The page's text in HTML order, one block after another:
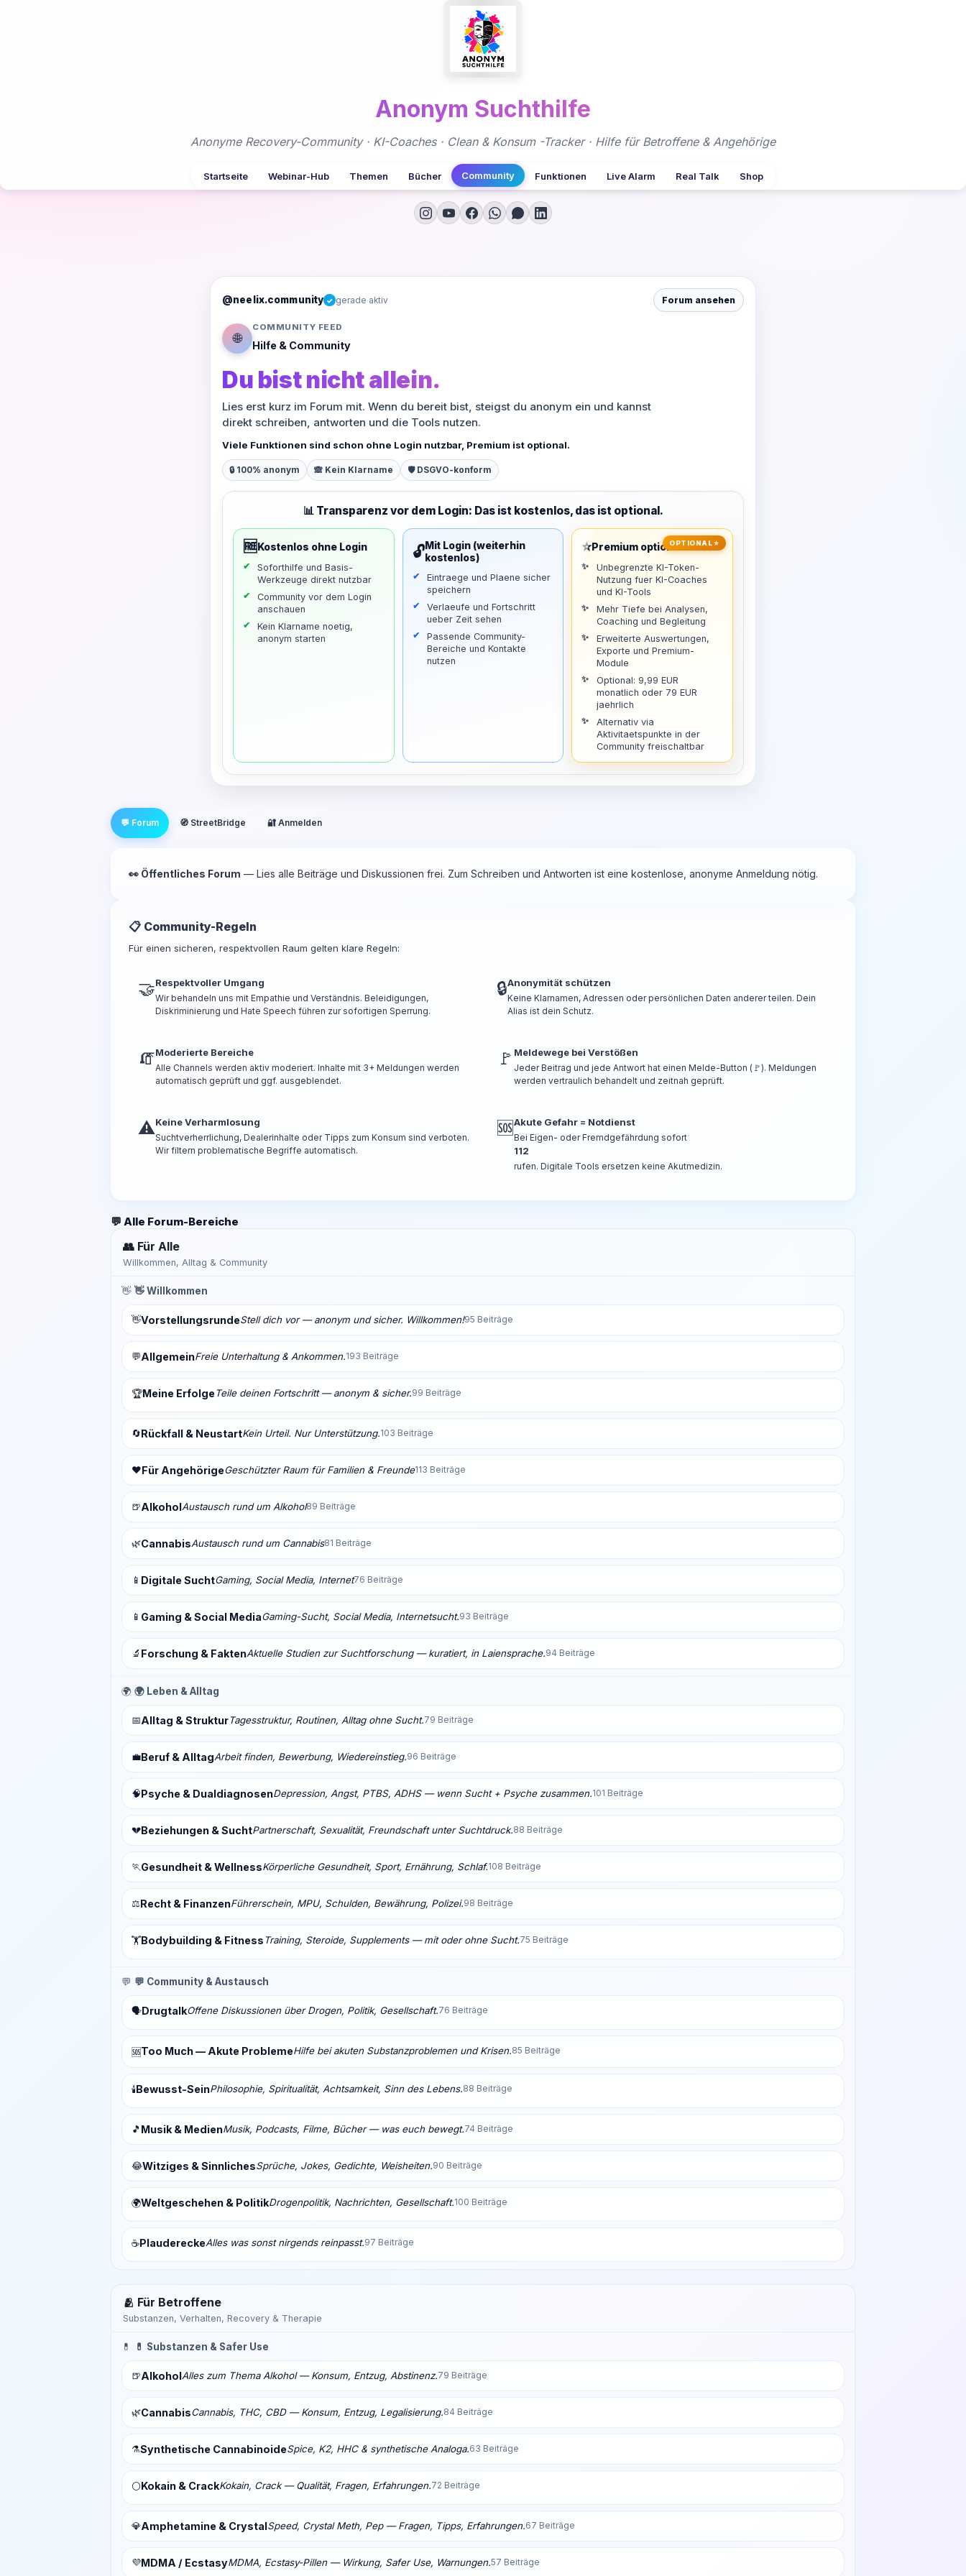
Anonym Suchthilfe
Anonyme Recovery-Community · KI-Coaches · Clean & Konsum -Tracker · Hilfe für Betroffene & Angehörige
Startseite Webinar-Hub Themen Bücher Community Funktionen Live Alarm Real Talk Shop
@neelix.community ✓ gerade aktiv Forum ansehen
🌐
COMMUNITY FEED
Hilfe & Community
Du bist nicht allein.
Lies erst kurz im Forum mit. Wenn du bereit bist, steigst du anonym ein und kannst
direkt schreiben, antworten und die Tools nutzen.
Viele Funktionen sind schon ohne Login nutzbar, Premium ist optional.
🔒 100% anonym 🙈 Kein Klarname 🛡️ DSGVO-konform
📊 Transparenz vor dem Login: Das ist kostenlos, das ist optional.
🆓 Kostenlos ohne Login
Soforthilfe und Basis-
Werkzeuge direkt nutzbar
Community vor dem Login
anschauen
Kein Klarname noetig,
anonym starten
🔓Mit Login (weiterhin
kostenlos)
Eintraege und Plaene sicher
speichern
Verlaeufe und Fortschritt
ueber Zeit sehen
Passende Community-
Bereiche und Kontakte
nutzen
OPTIONAL ⭐
⭐Premium optional
Unbegrenzte KI-Token-
Nutzung fuer KI-Coaches
und KI-Tools
Mehr Tiefe bei Analysen,
Coaching und Begleitung
Erweiterte Auswertungen,
Exporte und Premium-
Module
Optional: 9,99 EUR
monatlich oder 79 EUR
jaehrlich
Alternativ via
Aktivitaetspunkte in der
Community freischaltbar
💬 Forum 🧭 StreetBridge 🔐 Anmelden
👀 Öffentliches Forum — Lies alle Beiträge und Diskussionen frei. Zum Schreiben und Antworten ist eine kostenlose, anonyme Anmeldung nötig.
📋 Community-Regeln
Für einen sicheren, respektvollen Raum gelten klare Regeln:
🤝Respektvoller Umgang
Wir behandeln uns mit Empathie und Verständnis. Beleidigungen,
Diskriminierung und Hate Speech führen zur sofortigen Sperrung.
🔒Anonymität schützen
Keine Klarnamen, Adressen oder persönlichen Daten anderer teilen. Dein
Alias ist dein Schutz.
🧯Moderierte Bereiche
Alle Channels werden aktiv moderiert. Inhalte mit 3+ Meldungen werden
automatisch geprüft und ggf. ausgeblendet.
🚩 Meldewege bei Verstößen
Jeder Beitrag und jede Antwort hat einen Melde-Button (🚩). Meldungen
werden vertraulich behandelt und zeitnah geprüft.
⚠️Keine Verharmlosung
Suchtverherrlichung, Dealerinhalte oder Tipps zum Konsum sind verboten.
Wir filtern problematische Begriffe automatisch.
🆘Akute Gefahr = Notdienst
Bei Eigen- oder Fremdgefährdung sofort
112
rufen. Digitale Tools ersetzen keine Akutmedizin.
💬 Alle Forum-Bereiche
👥 Für Alle
Willkommen, Alltag & Community
👋 👋 Willkommen
👋VorstellungsrundeStell dich vor — anonym und sicher. Willkommen!95 Beiträge
💬AllgemeinFreie Unterhaltung & Ankommen.193 Beiträge
🏆Meine ErfolgeTeile deinen Fortschritt — anonym & sicher.99 Beiträge
🔄Rückfall & NeustartKein Urteil. Nur Unterstützung.103 Beiträge
❤️Für AngehörigeGeschützter Raum für Familien & Freunde113 Beiträge
🍺AlkoholAustausch rund um Alkohol89 Beiträge
🌿CannabisAustausch rund um Cannabis81 Beiträge
📱 Digitale SuchtGaming, Social Media, Internet76 Beiträge
📱 Gaming & Social MediaGaming-Sucht, Social Media, Internetsucht.93 Beiträge
🔬 Forschung & FaktenAktuelle Studien zur Suchtforschung — kuratiert, in Laiensprache.94 Beiträge
🌍 🌍 Leben & Alltag
📅Alltag & StrukturTagesstruktur, Routinen, Alltag ohne Sucht.79 Beiträge
💼Beruf & AlltagArbeit finden, Bewerbung, Wiedereinstieg.96 Beiträge
🧠Psyche & DualdiagnosenDepression, Angst, PTBS, ADHS — wenn Sucht + Psyche zusammen.101 Beiträge
💔Beziehungen & SuchtPartnerschaft, Sexualität, Freundschaft unter Suchtdruck.88 Beiträge
🏃Gesundheit & WellnessKörperliche Gesundheit, Sport, Ernährung, Schlaf.108 Beiträge
⚖️Recht & FinanzenFührerschein, MPU, Schulden, Bewährung, Polizei.98 Beiträge
🏋️Bodybuilding & Fitness Training, Steroide, Supplements — mit oder ohne Sucht.75 Beiträge
💬 💬 Community & Austausch
🗣️DrugtalkOffene Diskussionen über Drogen, Politik, Gesellschaft.76 Beiträge
🆘Too Much — Akute ProblemeHilfe bei akuten Substanzproblemen und Krisen.85 Beiträge
🕯️Bewusst-SeinPhilosophie, Spiritualität, Achtsamkeit, Sinn des Lebens.88 Beiträge
🎵 Musik & MedienMusik, Podcasts, Filme, Bücher — was euch bewegt.74 Beiträge
😂Witziges & SinnlichesSprüche, Jokes, Gedichte, Weisheiten.90 Beiträge
🌍Weltgeschehen & PolitikDrogenpolitik, Nachrichten, Gesellschaft.100 Beiträge
☕PlaudereckeAlles was sonst nirgends reinpasst.97 Beiträge
🫂 Für Betroffene
Substanzen, Verhalten, Recovery & Therapie
💊 💊 Substanzen & Safer Use
🍺AlkoholAlles zum Thema Alkohol — Konsum, Entzug, Abstinenz.79 Beiträge
🌿CannabisCannabis, THC, CBD — Konsum, Entzug, Legalisierung.84 Beiträge
⚗️Synthetische CannabinoideSpice, K2, HHC & synthetische Analoga.63 Beiträge
⚪Kokain & CrackKokain, Crack — Qualität, Fragen, Erfahrungen.72 Beiträge
💎Amphetamine & CrystalSpeed, Crystal Meth, Pep — Fragen, Tipps, Erfahrungen.67 Beiträge
💜MDMA / EcstasyMDMA, Ecstasy-Pillen — Wirkung, Safer Use, Warnungen.57 Beiträge